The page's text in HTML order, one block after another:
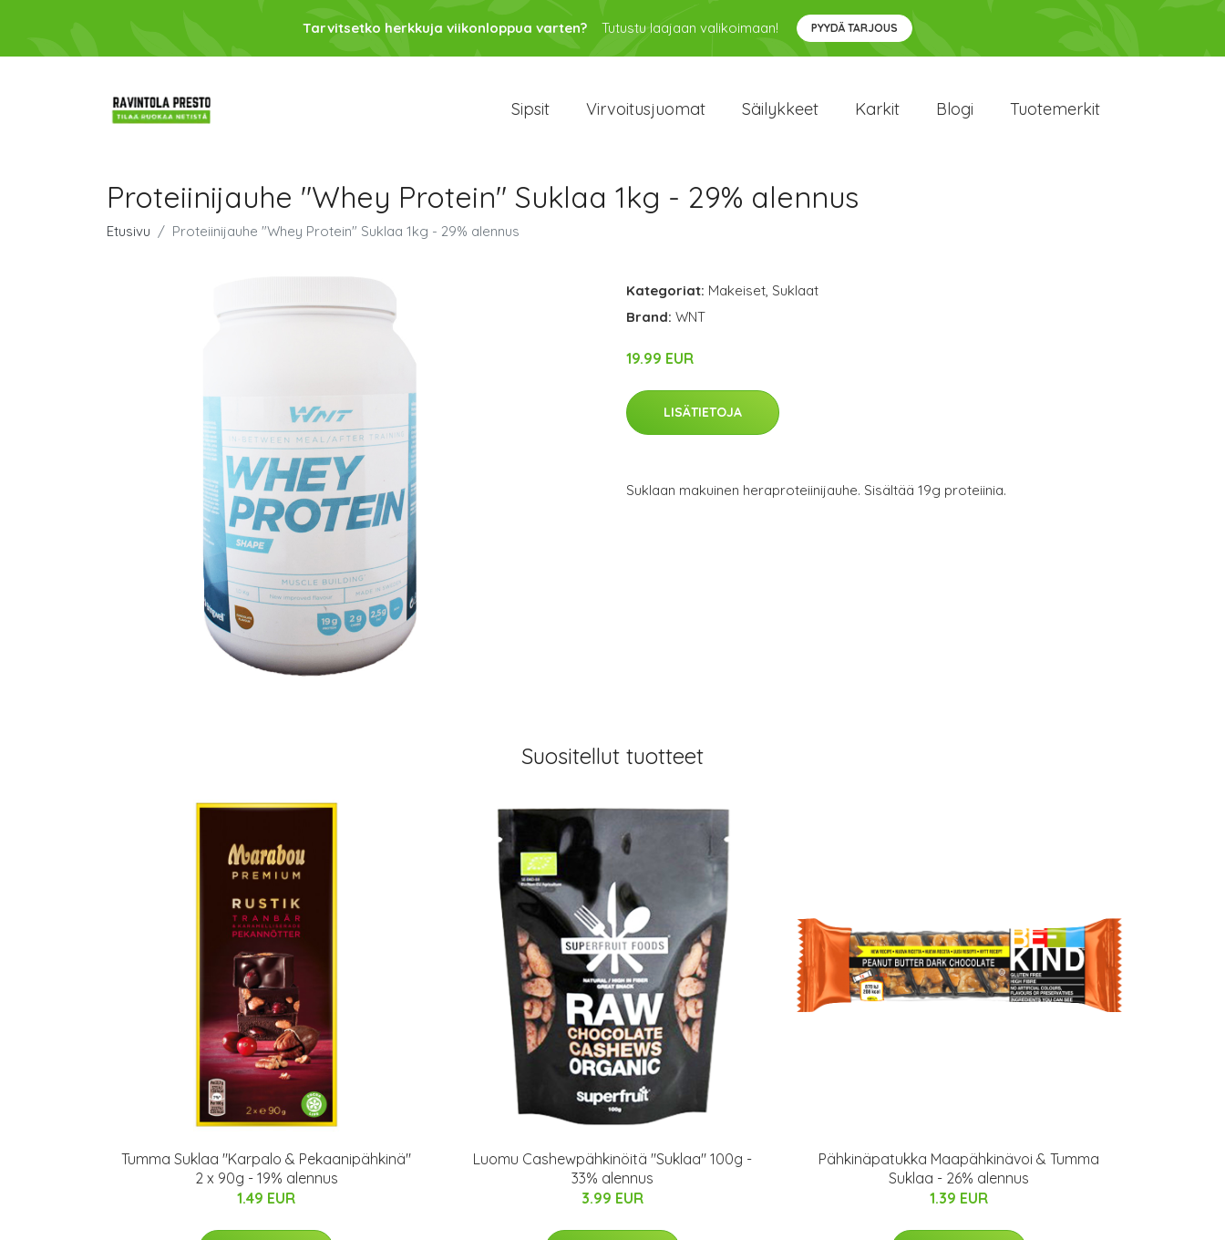
Tarvitsetko herkkuja viikonloppua varten? Tutustu laajaan valikoimaan! PYYDÄ TARJOUS
Sipsit Virvoitusjuomat Säilykkeet Karkit Blogi Tuotemerkit
Proteiinijauhe "Whey Protein" Suklaa 1kg - 29% alennus
Etusivu Proteiinijauhe "Whey Protein" Suklaa 1kg - 29% alennus
Kategoriat: Makeiset, Suklaat
Brand: WNT
19.99 EUR
LISÄTIETOJA
Suklaan makuinen heraproteiinijauhe. Sisältää 19g proteiinia.
Suositellut tuotteet
Tumma Suklaa "Karpalo & Pekaanipähkinä"
2 x 90g - 19% alennus
1.49 EUR
Luomu Cashewpähkinöitä "Suklaa" 100g -
33% alennus
3.99 EUR
Pähkinäpatukka Maapähkinävoi & Tumma
Suklaa - 26% alennus
1.39 EUR